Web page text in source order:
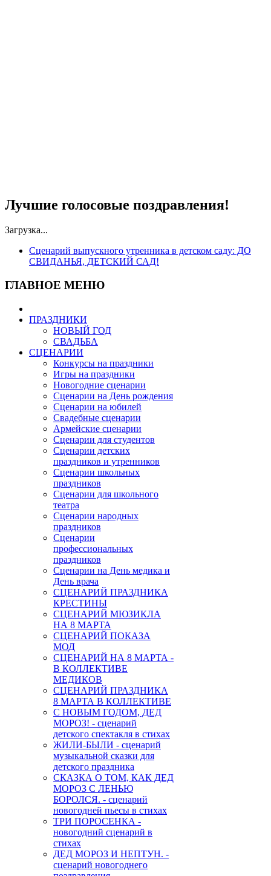
Лучшие голосовые поздравления!
Загрузка...
Сценарий выпускного утренника в детском саду: ДО
СВИДАНЬЯ, ДЕТСКИЙ САД!
ГЛАВНОЕ МЕНЮ
ПРАЗДНИКИ
НОВЫЙ ГОД
СВАДЬБА
СЦЕНАРИИ
Конкурсы на праздники
Игры на праздники
Новогодние сценарии
Сценарии на День рождения
Сценарии на юбилей
Свадебные сценарии
Армейские сценарии
Сценарии для студентов
Сценарии детских
праздников и утренников
Сценарии школьных
праздников
Сценарии для школьного
театра
Сценарии народных
праздников
Сценарии
профессиональных
праздников
Сценарии на День медика и
День врача
СЦЕНАРИЙ ПРАЗДНИКА
КРЕСТИНЫ
СЦЕНАРИЙ МЮЗИКЛА
НА 8 МАРТА
СЦЕНАРИЙ ПОКАЗА
МОД
СЦЕНАРИЙ НА 8 МАРТА -
В КОЛЛЕКТИВЕ
МЕДИКОВ
СЦЕНАРИЙ ПРАЗДНИКА
8 МАРТА В КОЛЛЕКТИВЕ
С НОВЫМ ГОДОМ, ДЕД
МОРОЗ! - сценарий
детского спектакля в стихах
ЖИЛИ-БЫЛИ - сценарий
музыкальной сказки для
детского праздника
СКАЗКА О ТОМ, КАК ДЕД
МОРОЗ С ЛЕНЬЮ
БОРОЛСЯ. - сценарий
новогодней пьесы в стихах
ТРИ ПОРОСЕНКА -
новогодний сценарий в
стихах
ДЕД МОРОЗ И НЕПТУН. -
сценарий новогоднего